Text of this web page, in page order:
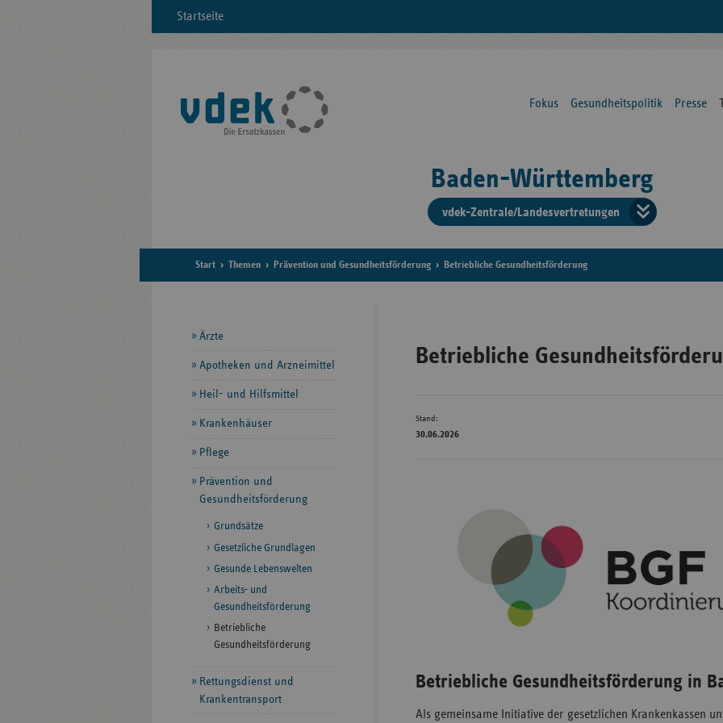
Startseite
Fokus Gesundheitspolitik Presse
Baden-Württemberg
vdek-Zentrale/Landesvertretungen
der
Start Themen Prävention und Gesundheitsförderung Betriebliche Gesundheitsförderung
Betriebliche
Stand:
30.06.2026
Betriebliche Gesundheitsförderung in
Als gemeinsame Initiative der gesetzlichen Krankenkassen
Seitennavigation
Ärzte
Apotheken und Arzneimittel
Heil- und Hilfsmittel
Krankenhäuser
Pflege
Prävention und
Gesundheitsförderung
Grundsätze
Gesetzliche Grundlagen
Gesunde Lebenswelten
Arbeits- und
Gesundheitsförderung
Betriebliche
Gesundheitsförderung
Rettungsdienst und
Krankentransport